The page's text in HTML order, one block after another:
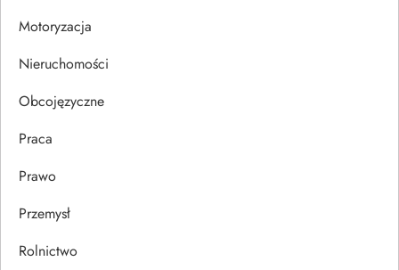
u
Motoryzacja
Nieruchomości
Obcojęzyczne
Praca
Prawo
Przemysł
Rolnictwo